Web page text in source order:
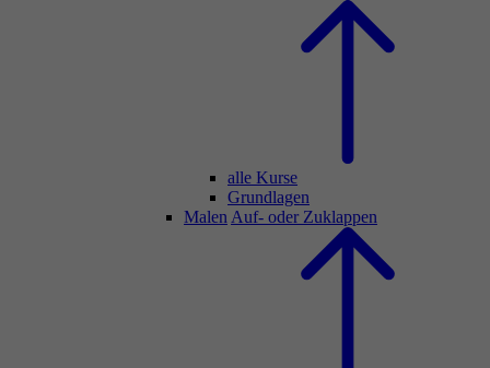
alle Kurse
Grundlagen
Malen Auf- oder Zuklappen